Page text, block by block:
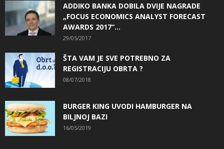
ADDIKO BANKA DOBILA DVIJE NAGRADE
„FOCUS ECONOMICS ANALYST FORECAST
AWARDS 2017“...
29/05/2017
ŠTA VAM JE SVE POTREBNO ZA
REGISTRACIJU OBRTA ?
08/07/2018
BURGER KING UVODI HAMBURGER NA
BILJNOJ BAZI
16/05/2019